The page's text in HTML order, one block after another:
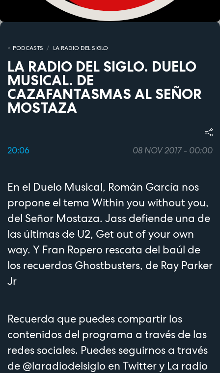
PODCASTS LA RADIO DEL SIGLO
LA RADIO DEL SIGLO. DUELO
MUSICAL. DE
CAZAFANTASMAS AL SEÑOR
MOSTAZA
20:06 08 NOV 2017 - 00:00
En el Duelo Musical, Román García nos
propone el tema Within you without you,
del Señor Mostaza. Jass defiende una de
las últimas de U2, Get out of your own
way. Y Fran Ropero rescata del baúl de
los recuerdos Ghostbusters, de Ray Parker
Jr
Recuerda que puedes compartir los
contenidos del programa a través de las
redes sociales. Puedes seguirnos a través
de @laradiodelsiglo en Twitter y La radio